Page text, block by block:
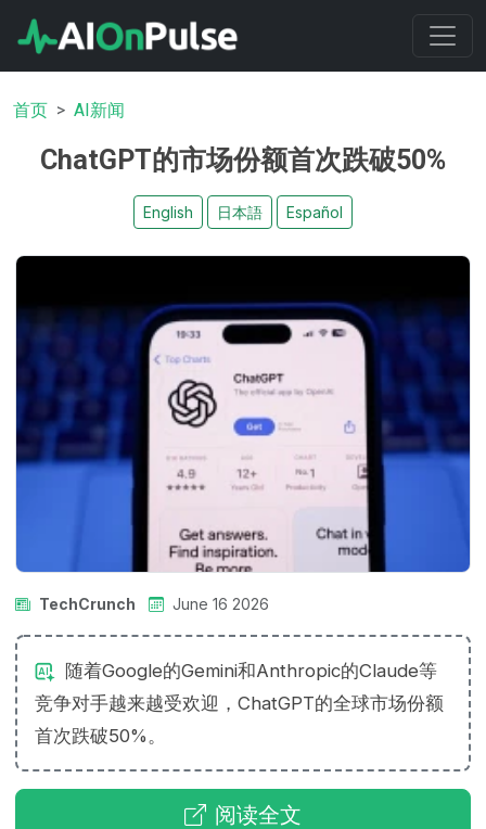
首页 AI新闻
ChatGPT的市场份额首次跌破50%
English 日本語 Español
TechCrunch June 16 2026
随着Google的Gemini和Anthropic的Claude等
竞争对手越来越受欢迎，ChatGPT的全球市场份额
首次跌破50%。
阅读全文